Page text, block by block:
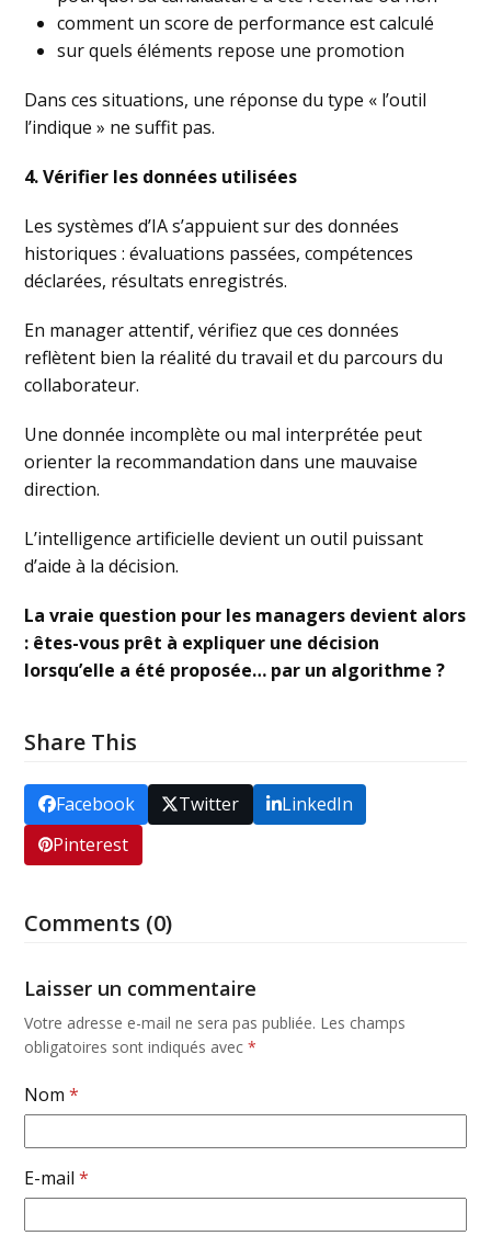
comment un score de performance est calculé
sur quels éléments repose une promotion
Dans ces situations, une réponse du type « l’outil
l’indique » ne suffit pas.
4. Vérifier les données utilisées
Les systèmes d’IA s’appuient sur des données
historiques : évaluations passées, compétences
déclarées, résultats enregistrés.
En manager attentif, vérifiez que ces données
reflètent bien la réalité du travail et du parcours du
collaborateur.
Une donnée incomplète ou mal interprétée peut
orienter la recommandation dans une mauvaise
direction.
L’intelligence artificielle devient un outil puissant
d’aide à la décision.
La vraie question pour les managers devient alors
: êtes-vous prêt à expliquer une décision
lorsqu’elle a été proposée… par un algorithme ?
Share This
Facebook Twitter
LinkedIn
Pinterest
Comments (0)
Laisser un commentaire
Votre adresse e-mail ne sera pas publiée. Les champs
obligatoires sont indiqués avec*
Nom*
E-mail*